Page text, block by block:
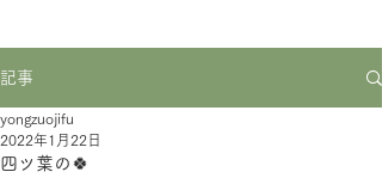
記事
四ツ葉の🍀
yongzuojifu
2022年1月22日